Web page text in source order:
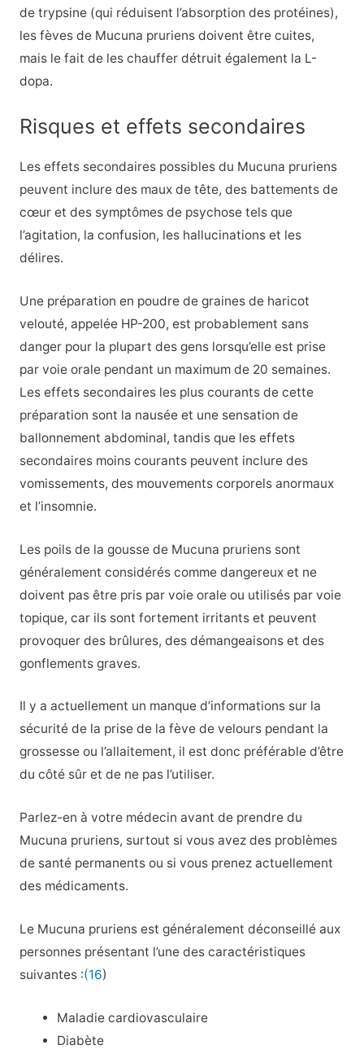
de trypsine (qui réduisent l’absorption des protéines),
les fèves de Mucuna pruriens doivent être cuites,
mais le fait de les chauffer détruit également la L-
dopa.
Risques et effets secondaires
Les effets secondaires possibles du Mucuna pruriens
peuvent inclure des maux de tête, des battements de
cœur et des symptômes de psychose tels que
l’agitation, la confusion, les hallucinations et les
délires.
Une préparation en poudre de graines de haricot
velouté, appelée HP-200, est probablement sans
danger pour la plupart des gens lorsqu’elle est prise
par voie orale pendant un maximum de 20 semaines.
Les effets secondaires les plus courants de cette
préparation sont la nausée et une sensation de
ballonnement abdominal, tandis que les effets
secondaires moins courants peuvent inclure des
vomissements, des mouvements corporels anormaux
et l’insomnie.
Les poils de la gousse de Mucuna pruriens sont
généralement considérés comme dangereux et ne
doivent pas être pris par voie orale ou utilisés par voie
topique, car ils sont fortement irritants et peuvent
provoquer des brûlures, des démangeaisons et des
gonflements graves.
Il y a actuellement un manque d’informations sur la
sécurité de la prise de la fève de velours pendant la
grossesse ou l’allaitement, il est donc préférable d’être
du côté sûr et de ne pas l’utiliser.
Parlez-en à votre médecin avant de prendre du
Mucuna pruriens, surtout si vous avez des problèmes
de santé permanents ou si vous prenez actuellement
des médicaments.
Le Mucuna pruriens est généralement déconseillé aux
personnes présentant l’une des caractéristiques
suivantes :(16)
Maladie cardiovasculaire
Diabète